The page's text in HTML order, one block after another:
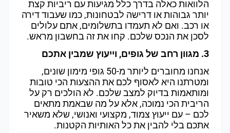
הלוואות כאלה בדרך כלל מגיעות עם ריביות קצת
יותר גבוהות או דרישה לבטחונות, כמו שעבוד דירה
או רכב. ואם לא תעמדו בתשלומים, אתם עלולים
לסכן את הנכס שלכם. קחו את זה בחשבון מראש.
3. מגוון רחב של גופים, וייעוץ שמבין אתכם
אנחנו מחוברים ליותר מ-50 גופי מימון שונים,
ומטרתנו היא לאסוף לכם את ההצעות הכי טובות
ומותאמות בדיוק למצב שלכם. לא הולכים רק על
הריבית הכי נמוכה, אלא על מה שבאמת מתאים
לכם – עם ייעוץ צמוד, מקצועי ואנושי, שלא משאיר
אתכם בלי להבין את כל האותיות הקטנות.